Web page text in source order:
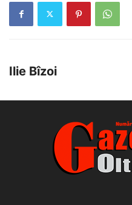
Ilie Bîzoi